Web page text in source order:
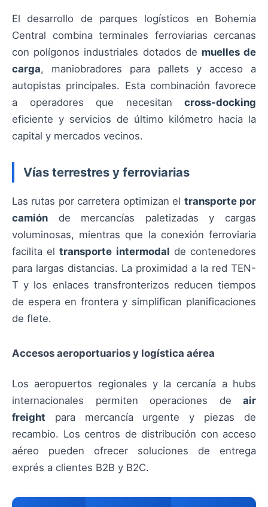
El desarrollo de parques logísticos en Bohemia
Central combina terminales ferroviarias cercanas
con polígonos industriales dotados de muelles de
carga, maniobradores para pallets y acceso a
autopistas principales. Esta combinación favorece
a operadores que necesitan cross-docking
eficiente y servicios de último kilómetro hacia la
capital y mercados vecinos.
Vías terrestres y ferroviarias
Las rutas por carretera optimizan el transporte por
camión de mercancías paletizadas y cargas
voluminosas, mientras que la conexión ferroviaria
facilita eltransporte intermodal de contenedores
para largas distancias. La proximidad a la red TEN-
T y los enlaces transfronterizos reducen tiempos
de espera en frontera y simplifican planificaciones
de flete.
Accesos aeroportuarios y logística aérea
Los aeropuertos regionales y la cercanía a hubs
internacionales permiten operaciones de air
freight para mercancía urgente y piezas de
recambio. Los centros de distribución con acceso
aéreo pueden ofrecer soluciones de entrega
exprés a clientes B2B y B2C.